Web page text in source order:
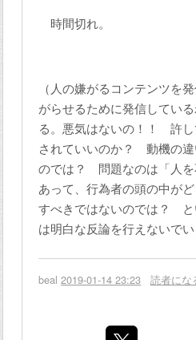
時間切れ。
（人の嫌がるコンテンツを
がらせるために発信してい
る。悪気はないの！！ 許
されていいのか？ 動機の
のでは？ 問題なのは「人
あって、行為者の頭の中が
すべきではないのでは？
は明白な反論を行えないでい
beal 2019-01-14 23:23 読者にな